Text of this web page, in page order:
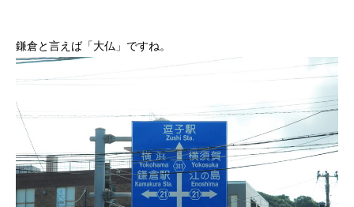
鎌倉と言えば「大仏」ですね。